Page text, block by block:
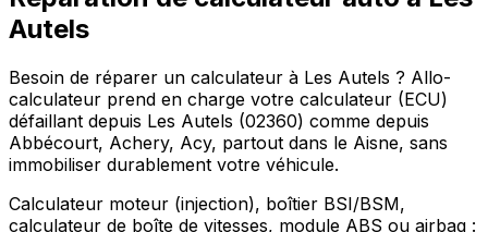
Autels
Besoin de réparer un calculateur à Les Autels ? Allo-
calculateur prend en charge votre calculateur (ECU)
défaillant depuis Les Autels (02360) comme depuis
Abbécourt, Achery, Acy, partout dans le Aisne, sans
immobiliser durablement votre véhicule.
Calculateur moteur (injection), boîtier BSI/BSM,
calculateur de boîte de vitesses, module ABS ou airbag :